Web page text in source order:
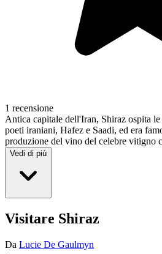
1 recensione
Antica capitale dell'Iran, Shiraz ospita
poeti iraniani, Hafez e Saadi, ed era
produzione del vino del celebre vitigno
Vedi di più
Visitare Shiraz
Da Lucie De Gaulmyn